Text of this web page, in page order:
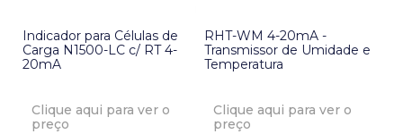
Indicador para Células de
Carga N1500-LC c/ RT 4-
20mA
Clique aqui para ver o
preço
RHT-WM 4-20mA -
Transmissor de Umidade e
Temperatura
Clique aqui para ver o
preço